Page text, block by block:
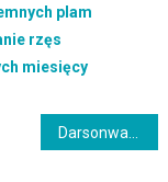
plam
rzęs
miesięcy